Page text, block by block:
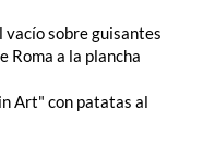
sobre guisantes
Roma a la plancha
Art" con patatas al